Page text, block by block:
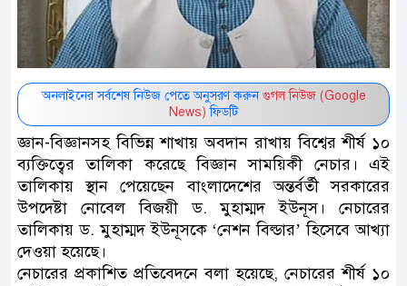
অনলাইনের সর্বশেষ নিউজ পেতে অনুসরণ করুন গুগল নিউজ (Google
News) ফিডটি
জ্ঞান-বিজ্ঞানসহ বিভিন্ন শাখায় অবদান রাখায় বিশ্বের শীর্ষ ১০
ব্যক্তিত্বের তালিকা করেছে বিজ্ঞান সাময়িকী নেচার। এই
তালিকায় স্থান পেয়েছেন বাংলাদেশের অন্তর্বর্তী সরকারের
উপদেষ্টা নোবেল বিজয়ী ড. মুহাম্মদ ইউনূস। নেচারের
তালিকায় ড. মুহাম্মদ ইউনূসকে ‘নেশন বিল্ডার’ হিসেবে আখ্যা
দেওয়া হয়েছে।
নেচারের প্রকাশিত প্রতিবেদনে বলা হয়েছে, নেচারের শীর্ষ ১০